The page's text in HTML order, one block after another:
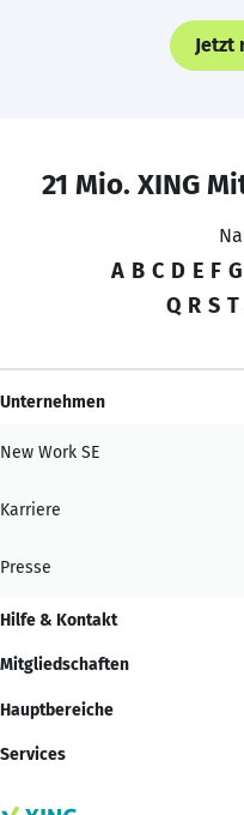
Jetzt
21 Mio. XING
A B C D E F G
Q R S T
Unternehmen
New Work SE
Karriere
Presse
Hilfe & Kontakt
Mitgliedschaften
Hauptbereiche
Services